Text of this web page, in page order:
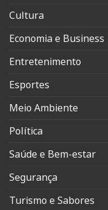
Cultura
Economia e Business
Entretenimento
Esportes
Meio Ambiente
Política
Saúde e Bem-estar
Segurança
Turismo e Sabores